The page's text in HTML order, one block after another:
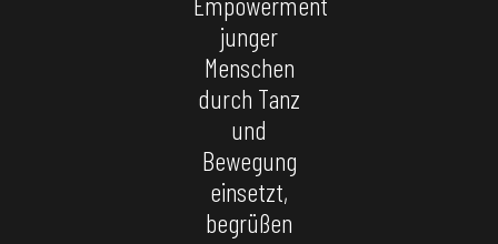
junger
Menschen
durch Tanz
und
Bewegung
einsetzt,
begrüßen